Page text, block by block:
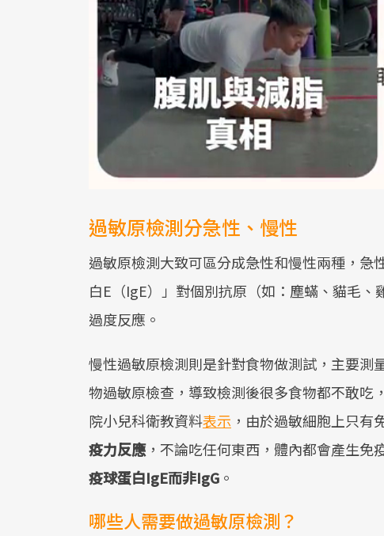
過敏原檢測分急性、慢性
過敏原檢測大致可區分成急性和慢性兩種，
白E（IgE）」對個別抗原（如：塵蟎、貓毛
過度反應。
慢性過敏原檢測則是針對食物做測試，主要測
物過敏原檢查，導致檢測後很多食物都不敢吃
院小兒科衛教資料表示 ，由於過敏細胞上只有
疫力反應，不論吃任何東西，體內都會產生免
疫球蛋白IgE而非IgG 。
哪些人需要做過敏原檢測？